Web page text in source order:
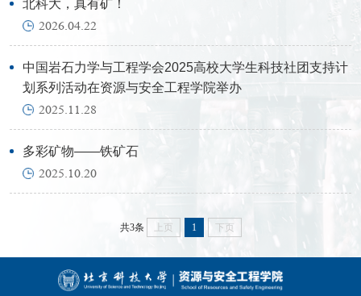
2026.04.22
北科大，真有矿！
2025.11.28
中国岩石力学与工程学会2025高校大学生科技社团支持计
划系列活动在资源与安全工程学院举办
2025.10.20
多彩矿物——铁矿石
共3条 上页 1 下页